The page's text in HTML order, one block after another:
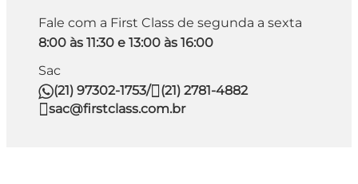
Fale com a First Class de segunda a sexta
8:00 às 11:30 e 13:00 às 16:00
Sac
(21) 97302-1753/
(21) 2781-4882
sac@firstclass.com.br